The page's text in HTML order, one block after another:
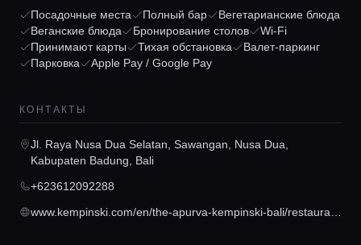
Локации
Гиды
Посадочные места Полный бар
Вегетарианские блюда
Веганские блюда
Бронирование столов
Wi-Fi
Принимают карты
Тихая обстановка
Валет-паркинг
Парковка
Apple Pay / Google Pay
КОНТАКТЫ
Jl. Raya Nusa Dua Selatan, Sawangan, Nusa Dua,
Kabupaten Badung, Bali
+623612092288